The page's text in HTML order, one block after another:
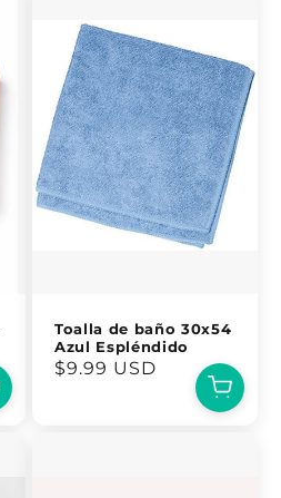
Toalla de baño 30x54
Azul Espléndido
Precio
$9.99 USD